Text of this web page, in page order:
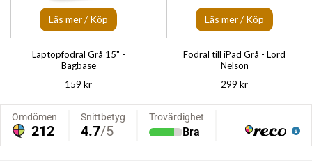
Läs mer / Köp
Laptopfodral Grå 15" -
Bagbase
159 kr
Läs mer / Köp
Fodral till iPad Grå - Lord
Nelson
299 kr